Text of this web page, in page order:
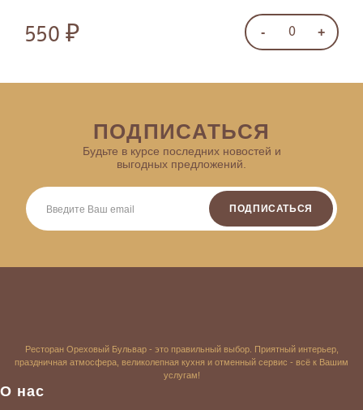
550 ₽ - 0 +
ПОДПИСАТЬСЯ
Будьте в курсе последних новостей и
выгодных предложений.
ПОДПИСАТЬСЯ
Ресторан Ореховый Бульвар - это правильный выбор. Приятный интерьер,
праздничная атмосфера, великолепная кухня и отменный сервис - всё к Вашим
услугам!
О нас